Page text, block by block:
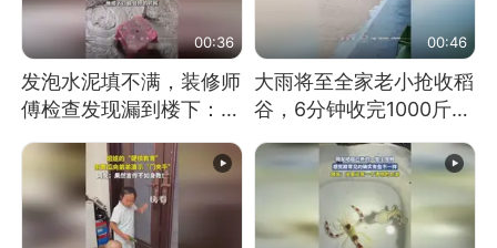
00:36
发泡水泥填不满，装修师
傅检查发现漏到楼下：出
风口未延伸到外墙
00:46
大雨将至全家老小抢收稻
谷，6分钟收完1000斤，
没有一个人掉链子